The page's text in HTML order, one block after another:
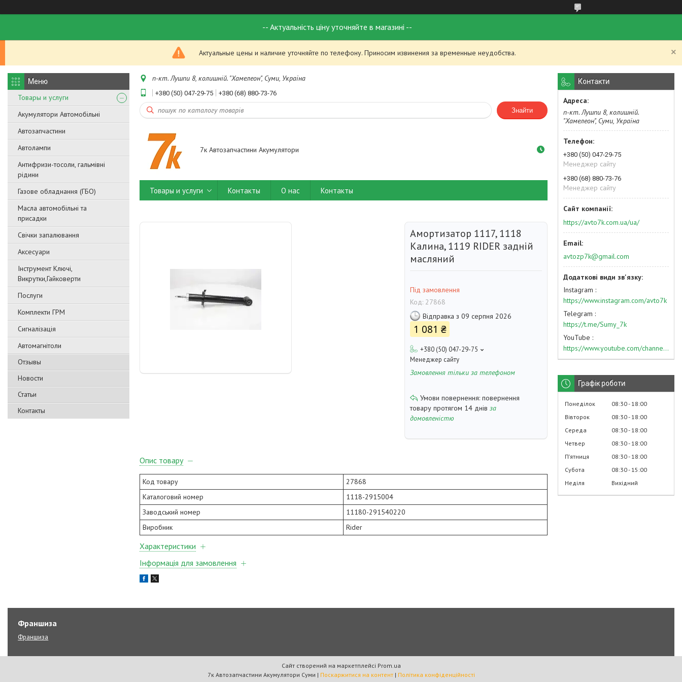
-- Актуальність ціну уточняйте в магазині --
Актуальные цены и наличие уточняйте по телефону. Приносим извинения за временные неудобства.
Товары и услуги
Акумулятори Автомобільні
Автозапчастини
Автолампи
Антифризи-тосоли, гальмівні
рідини
Газове обладнання (ГБО)
Масла автомобільні та
присадки
Свічки запалювання
Аксесуари
Інструмент Ключі,
Викрутки,Гайковерти
Послуги
Комплекти ГРМ
Сигналізація
Автомагнітоли
Отзывы
Новости
Статьи
Контакты
п-кт. Лушпи 8, колишній. "Хамелеон", Суми, Україна
+380 (50) 047-29-75 +380 (68) 880-73-76
Знайти
7к Автозапчастини Акумулятори
Товары и услуги Контакты О нас Контакты
Амортизатор 1117, 1118
Калина, 1119 RIDER задній
масляний
Під замовлення
Код: 27868
Відправка з 09 серпня 2026
1 081 ₴
+380 (50) 047-29-75
Менеджер сайту
Замовлення тільки за телефоном
повернення
товару протягом 14 днів за
домовленістю
Опис товару
Код товару
27868
Каталоговий номер
1118-2915004
Заводський номер
11180-291540220
Виробник
Rider
Характеристики
Інформація для замовлення
Контакти
п-кт. Лушпи 8, колишній.
"Хамелеон", Суми, Україна
+380 (50) 047-29-75
Менеджер сайту
+380 (68) 880-73-76
Менеджер сайту
https://avto7k.com.ua/ua/
avtozp7k@gmail.com
Instagram
https://www.instagram.com/avto7k
Telegram
https://t.me/Sumy_7k
YouTube
https://www.youtube.com/channel/UC574nvqqf5H_LzT4Va_GpQg?view_as=subscriber
Графік роботи
Понеділок 08:30 18:00
Вівторок
08:30 18:00
Середа
08:30 18:00
Четвер
08:30 18:00
Пʼятниця
08:30 18:00
Субота
08:30 15:00
Неділя
Вихідний
Франшиза
Франшиза
Сайт створений на маркетплейсі Prom.ua
7к Автозапчастини Акумулятори Суми | Поскаржитися на контент | Політика конфіденційності